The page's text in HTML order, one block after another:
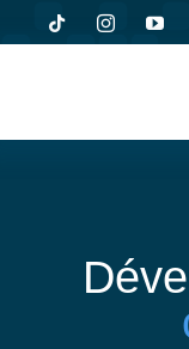
Passer
au